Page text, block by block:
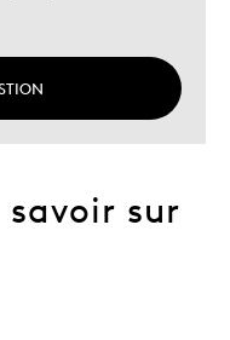
savoir sur